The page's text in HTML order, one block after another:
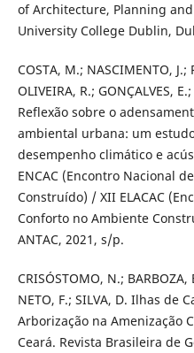
of Architecture, Planning
University College Dublin,
COSTA, M.; NASCIMENTO, J.;
OLIVEIRA, R.; GONÇALVES,
Reflexão sobre o
ambiental urbana: um
desempenho climático e
ENCAC (Encontro Nacional
Construído) / XII ELACAC
Conforto no Ambiente
ANTAC, 2021, s/p.
CRISÓSTOMO, N.; BARBOZA,
NETO, F.; SILVA, D. Ilhas de
Arborização na Amenização
Ceará. Revista Brasileira de